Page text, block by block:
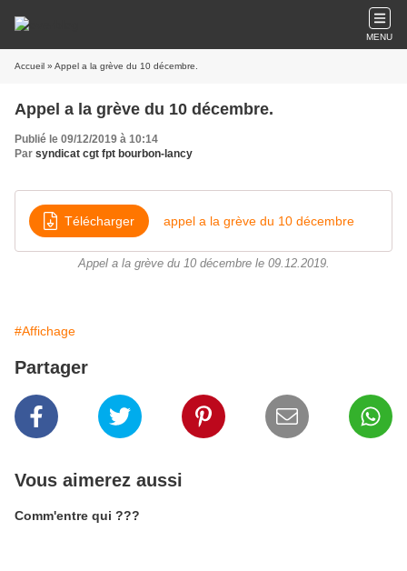
MENU
Accueil » Appel a la grève du 10 décembre.
Appel a la grève du 10 décembre.
Publié le 09/12/2019 à 10:14
Par syndicat cgt fpt bourbon-lancy
Télécharger appel a la grève du 10 décembre
Appel a la grève du 10 décembre le 09.12.2019.
#Affichage
Partager
Vous aimerez aussi
Comm'entre qui ???